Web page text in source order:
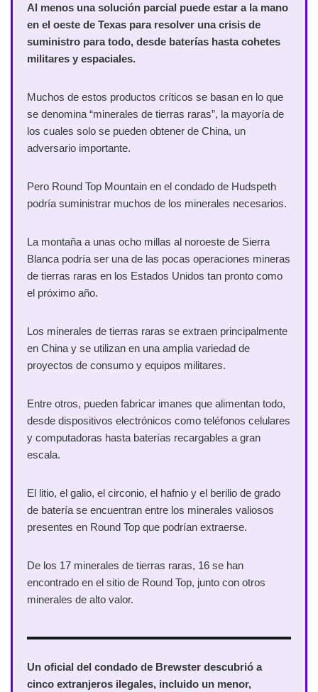
Al menos una solución parcial puede estar a la mano
en el oeste de Texas para resolver una crisis de
suministro para todo, desde baterías hasta cohetes
militares y espaciales.
Muchos de estos productos críticos se basan en lo que
se denomina “minerales de tierras raras”, la mayoría de
los cuales solo se pueden obtener de China, un
adversario importante.
Pero Round Top Mountain en el condado de Hudspeth
podría suministrar muchos de los minerales necesarios.
La montaña a unas ocho millas al noroeste de Sierra
Blanca podría ser una de las pocas operaciones mineras
de tierras raras en los Estados Unidos tan pronto como
el próximo año.
Los minerales de tierras raras se extraen principalmente
en China y se utilizan en una amplia variedad de
proyectos de consumo y equipos militares.
Entre otros, pueden fabricar imanes que alimentan todo,
desde dispositivos electrónicos como teléfonos celulares
y computadoras hasta baterías recargables a gran
escala.
El litio, el galio, el circonio, el hafnio y el berilio de grado
de batería se encuentran entre los minerales valiosos
presentes en Round Top que podrían extraerse.
De los 17 minerales de tierras raras, 16 se han
encontrado en el sitio de Round Top, junto con otros
minerales de alto valor.
Un oficial del condado de Brewster descubrió a
cinco extranjeros ilegales, incluido un menor,